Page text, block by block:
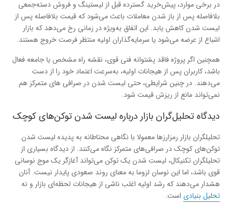
در برخی موارد، پیش‌خرید گسترده قبل از لیستینگ و فروش دسته‌جمعی
بلافاصله پس از باز شدن معاملات باعث می‌شود که قیمت بلافاصله پس از
لیست شدن کاهش یابد. این اتفاق به‌ویژه در زمانی رخ می‌دهد که بازار
اشباع از عرضه می‌شود یا سرمایه‌گذاران اولیه منتظر فرصت خروج هستند.
همچنین اگر پروژه فاقد پشتوانه فنی قوی، نقشه راه مشخص یا جامعه فعال
باشد، کاربران پس از هیجانات اولیه، به‌سرعت اعتماد خود را از دست
می‌دهند. در چنین شرایطی، حتی لیست شدن در صرافی های متمرکز هم
نمی‌تواند مانع از ریزش قیمت شود.
دیدگاه تحلیل‌گران بازار درباره لیست شدن توکن‌های کوچک
تحلیلگران بازار رمزارزها معمولا با نگاهی محتاطانه به پدیده لیست شدن
توکن‌های کوچک در صرافی‌های متمرکز نگاه می‌کنند. از دیدگاه بسیاری از
تحلیلگران تکنیکال، لیست شدن یک توکن می‌تواند آغازگر یک موج نوسانی
قوی باشد، اما این نوسان لزوما به معنای روند صعودی پایدار نیست. آنان
هشدار می‌دهند که رشد اولیه اغلب ناشی از هیجانات لحظه‌ای بازار و نه
تحلیل بنیادی است.